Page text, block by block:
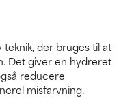
teknik, der bruges til at
Det giver en hydreret
reducere
misfarvning.